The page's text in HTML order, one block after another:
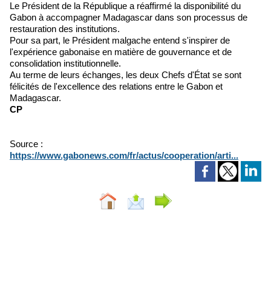
Le Président de la République a réaffirmé la disponibilité du
Gabon à accompagner Madagascar dans son processus de
restauration des institutions.
Pour sa part, le Président malgache entend s'inspirer de
l'expérience gabonaise en matière de gouvernance et de
consolidation institutionnelle.
Au terme de leurs échanges, les deux Chefs d'État se sont
félicités de l'excellence des relations entre le Gabon et
Madagascar.
CP
Source :
https://www.gabonews.com/fr/actus/cooperation/arti...